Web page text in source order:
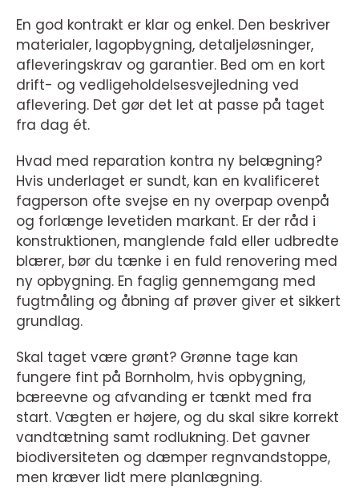
En god kontrakt er klar og enkel. Den beskriver
materialer, lagopbygning, detaljeløsninger,
afleveringskrav og garantier. Bed om en kort
drift- og vedligeholdelsesvejledning ved
aflevering. Det gør det let at passe på taget
fra dag ét.
Hvad med reparation kontra ny belægning?
Hvis underlaget er sundt, kan en kvalificeret
fagperson ofte svejse en ny overpap ovenpå
og forlænge levetiden markant. Er der råd i
konstruktionen, manglende fald eller udbredte
blærer, bør du tænke i en fuld renovering med
ny opbygning. En faglig gennemgang med
fugtmåling og åbning af prøver giver et sikkert
grundlag.
Skal taget være grønt? Grønne tage kan
fungere fint på Bornholm, hvis opbygning,
bæreevne og afvanding er tænkt med fra
start. Vægten er højere, og du skal sikre korrekt
vandtætning samt rodlukning. Det gavner
biodiversiteten og dæmper regnvandstoppe,
men kræver lidt mere planlægning.